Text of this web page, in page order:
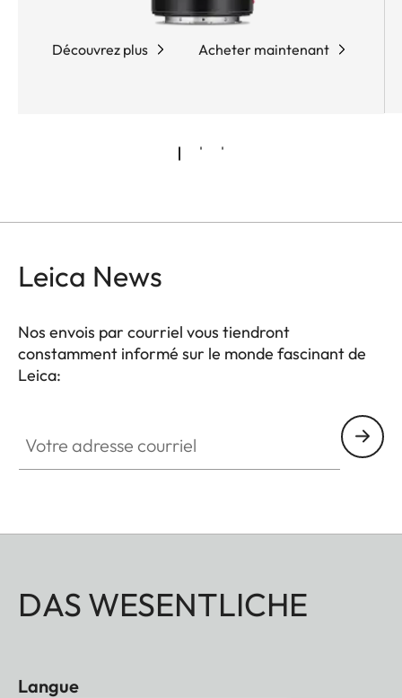
Découvrez plus Acheter maintenant
Leica News
Nos envois par courriel vous tiendront
constamment informé sur le monde fascinant de
Leica:
DAS WESENTLICHE
Langue